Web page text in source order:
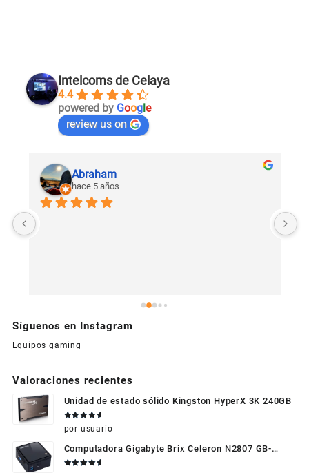
Intelcoms de Celaya
4.4
powered by Google
review us on
Abraham
hace 5 años
Síguenos en Instagram
Equipos gaming
Valoraciones recientes
Unidad de estado sólido Kingston HyperX 3K 240GB
en5 de 5
por usuario
Computadora Gigabyte Brix Celeron N2807 GB-
BXBT-2807 + WIFI + RAM de 4GB + HDD 500gb +